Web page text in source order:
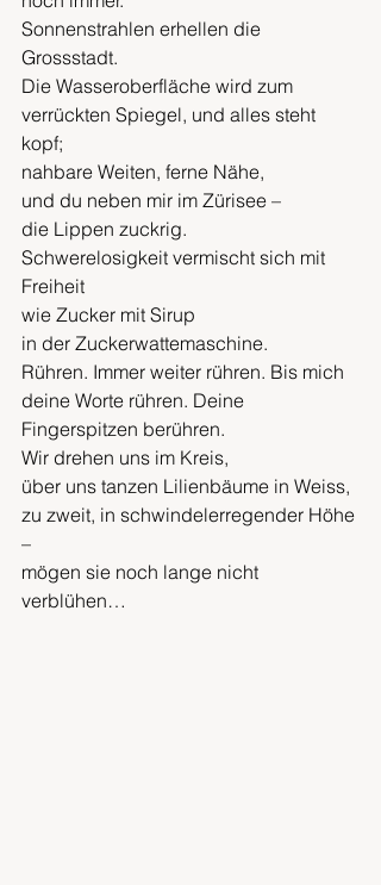
Sonnenstrahlen erhellen die
Grossstadt.
Die Wasseroberfläche wird zum
verrückten Spiegel, und alles steht
kopf;
nahbare Weiten, ferne Nähe,
und du neben mir im Zürisee –
die Lippen zuckrig.
Schwerelosigkeit vermischt sich mit
Freiheit
wie Zucker mit Sirup
in der Zuckerwattemaschine.
Rühren. Immer weiter rühren. Bis mich
deine Worte rühren. Deine
Fingerspitzen berühren.
Wir drehen uns im Kreis,
über uns tanzen Lilienbäume in Weiss,
zu zweit, in schwindelerregender Höhe
–
mögen sie noch lange nicht
verblühen…